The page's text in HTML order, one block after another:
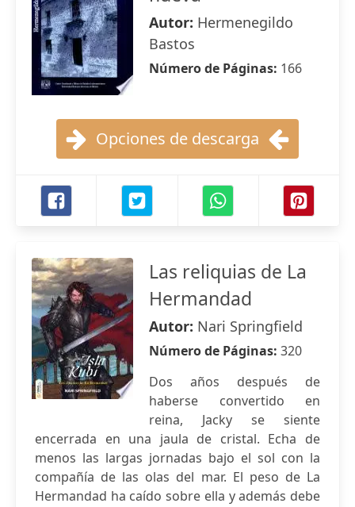
Autor: Hermenegildo
Bastos
Número de Páginas: 166
Opciones de descarga
Las reliquias de La
Hermandad
Autor: Nari Springfield
Número de Páginas: 320
Dos años después de
haberse convertido en
reina, Jacky se siente
encerrada en una jaula de cristal. Echa de
menos las largas jornadas bajo el sol con la
compañía de las olas del mar. El peso de La
Hermandad ha caído sobre ella y además debe